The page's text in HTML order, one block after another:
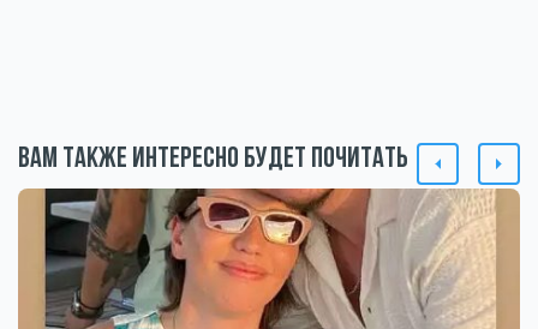
Вам также интересно будет почитать